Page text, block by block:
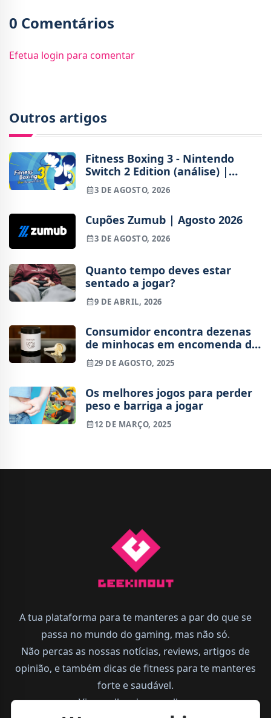
0 Comentários
Efetua login para comentar
Outros artigos
Fitness Boxing 3 - Nintendo
Switch 2 Edition (análise) |
Treinos refinados, mas ainda
fora de ritmo
3 DE AGOSTO, 2026
Cupões Zumub | Agosto 2026
3 DE AGOSTO, 2026
Quanto tempo deves estar
sentado a jogar?
9 DE ABRIL, 2026
Consumidor encontra dezenas
de minhocas em encomenda de
proteína
29 DE AGOSTO, 2025
Os melhores jogos para perder
peso e barriga a jogar
12 DE MARÇO, 2025
A tua plataforma para te manteres a par do que se
passa no mundo do gaming, mas não só.
Não percas as nossas notícias, reviews, artigos de
opinião, e também dicas de fitness para te manteres
forte e saudável.
Vive melhor, joga melhor.